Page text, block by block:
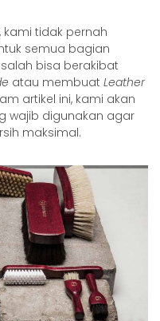
, kami tidak pernah
semua bagian
bisa berakibat
atau membuat Leather
artikel ini, kami akan
wajib digunakan agar
maksimal.